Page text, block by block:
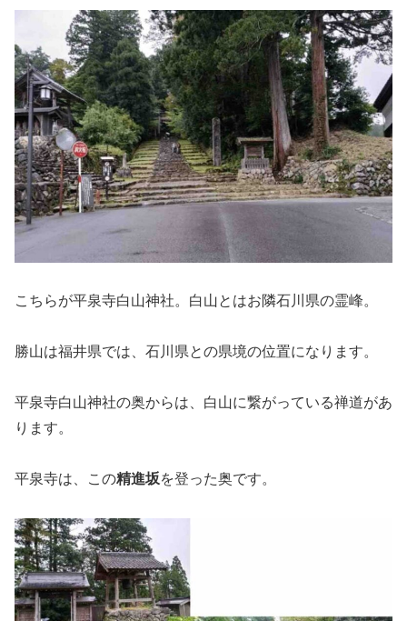
こちらが平泉寺白山神社。白山とはお隣石川県の霊峰。
勝山は福井県では、石川県との県境の位置になります。
平泉寺白山神社の奥からは、白山に繋がっている禅道があ
ります。
平泉寺は、この精進坂を登った奥です。